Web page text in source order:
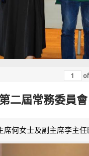
of
二屆常務委員
席何女士及副主席李主